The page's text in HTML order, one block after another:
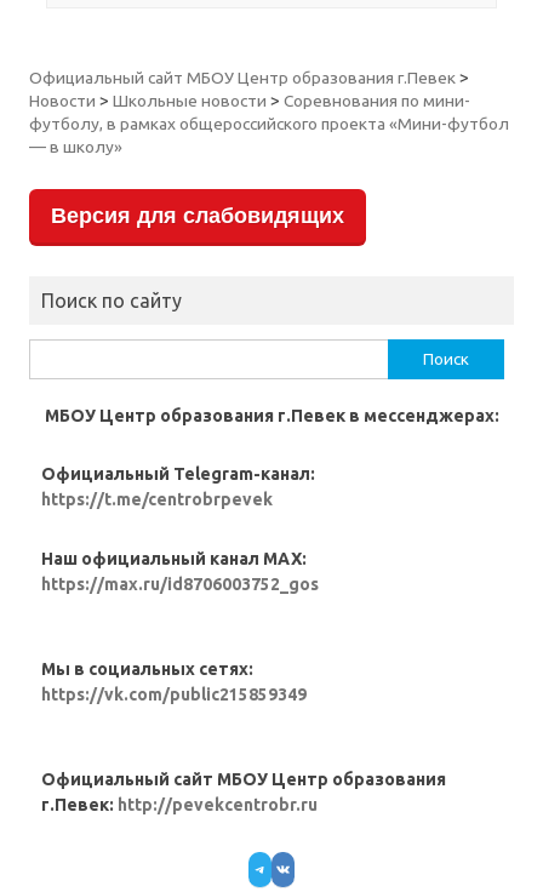
Официальный сайт МБОУ Центр образования г.Певек>
Новости > Школьные новости > Соревнования по мини-
футболу, в рамках общероссийского проекта «Мини-футбол
— в школу»
Версия для слабовидящих
Поиск по сайту
МБОУ Центр образования г.Певек в мессенджерах:
Официальный Telegram-канал:
https://t.me/centrobrpevek
Наш официальный канал MAX:
https://max.ru/id8706003752_gos
Мы в социальных сетях:
https://vk.com/public215859349
Официальный сайт МБОУ Центр образования
г.Певек: http://pevekcentrobr.ru
Telegram
VK